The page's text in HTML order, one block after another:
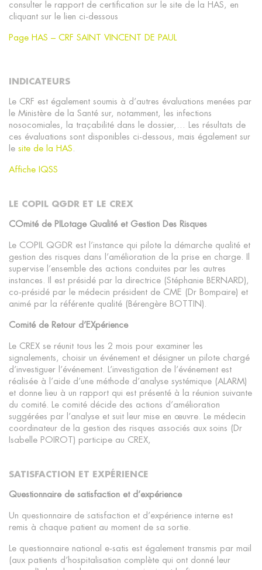
consulter le rapport de certification sur le site de la HAS, en
cliquant sur le lien ci-dessous
Page HAS – CRF SAINT VINCENT DE PAUL
INDICATEURS
Le CRF est également soumis à d’autres évaluations menées par
le Ministère de la Santé sur, notamment, les infections
nosocomiales, la traçabilité dans le dossier,… Les résultats de
ces évaluations sont disponibles ci-dessous, mais également sur
le site de la HAS .
Affiche IQSS
LE COPIL QGDR ET LE CREX
COmité de PILotage Qualité et Gestion Des Risques
Le COPIL QGDR est l’instance qui pilote la démarche qualité et
gestion des risques dans l’amélioration de la prise en charge. Il
supervise l’ensemble des actions conduites par les autres
instances. Il est présidé par la directrice (Stéphanie BERNARD),
co-présidé par le médecin président de CME (Dr Bompaire) et
animé par la référente qualité (Bérengère BOTTIN).
Comité de Retour d’EXpérience
Le CREX se réunit tous les 2 mois pour examiner les
signalements, choisir un événement et désigner un pilote chargé
d’investiguer l’événement. L’investigation de l’événement est
réalisée à l’aide d’une méthode d’analyse systémique (ALARM)
et donne lieu à un rapport qui est présenté à la réunion suivante
du comité. Le comité décide des actions d’amélioration
suggérées par l’analyse et suit leur mise en œuvre. Le médecin
coordinateur de la gestion des risques associés aux soins (Dr
Isabelle POIROT) participe au CREX,
SATISFACTION ET EXPÉRIENCE
Questionnaire de satisfaction et d’expérience
Un questionnaire de satisfaction et d’expérience interne est
remis à chaque patient au moment de sa sortie.
Le questionnaire national e-satis est également transmis par mail
(aux patients d’hospitalisation complète qui ont donné leur